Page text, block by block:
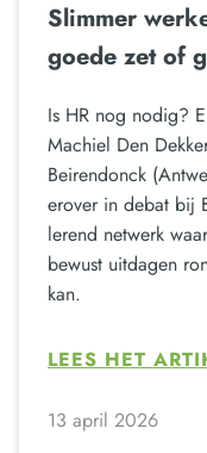
Slimmer
goede zet of
Is HR nog nodig?
Machiel Den
Beirendonck
erover in debat bij
lerend netwerk
bewust uitdagen
kan.
LEES HET
13 april 2026